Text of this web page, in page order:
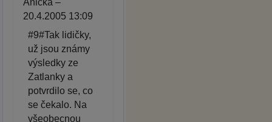
Anička –
20.4.2005 13:09
#9#Tak lidičky,
už jsou známy
výsledky ze
Zatlanky a
potvrdilo se, co
se čekalo. Na
všeobecnou